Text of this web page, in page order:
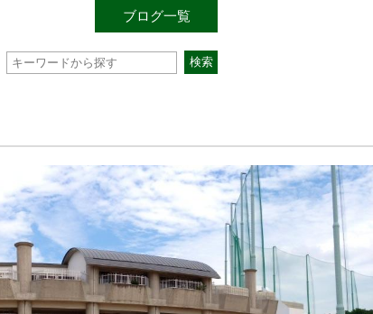
ブログ一覧